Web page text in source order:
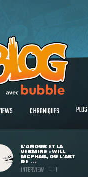
CHRONIQUES PLUS
L'AMOUR ET LA
VERMINE : WILL
MCPHAIL, OU L'ART
DE ...
INTERVIEW 1